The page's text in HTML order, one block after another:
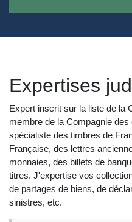
Expertises
Expert inscrit sur la liste de la
membre de la Compagnie
spécialiste des timbres de
Française, des lettres
monnaies, des billets de
titres. J'expertise vos
de partages de biens, de
sinistres, etc.